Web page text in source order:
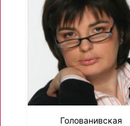
Голованивская